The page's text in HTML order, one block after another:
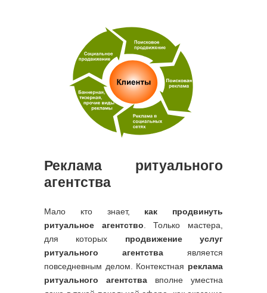
Реклама ритуального
агентства
Мало кто знает, как продвинуть
ритуальное агентство. Только мастера,
для которых продвижение услуг
ритуального агентства является
повседневным делом. Контекстная реклама
ритуального агентства вполне уместна